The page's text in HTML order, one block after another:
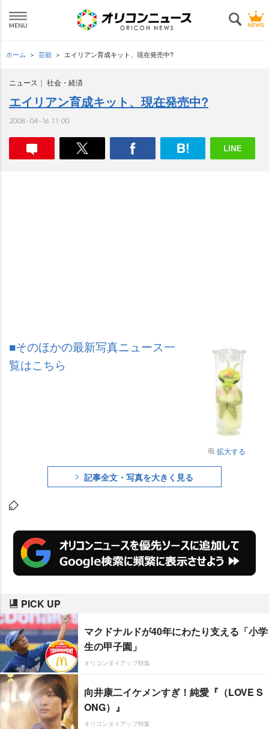
ホーム 芸能 エイリアン育成キット、現在発売中?
ニュース 社会・経済
エイリアン育成キット、現在発売中?
2008-04-16 11:00
拡大する
■そのほかの最新写真ニュース一
覧はこちら
記事全文・写真を大きく見る
PICK UP
マクドナルドが40年にわたり支える「小学
生の甲子園」
オリコンタイアップ特集
向井康二イケメンすぎ！純愛『（LOVE S
ONG）』
オリコンタイアップ特集